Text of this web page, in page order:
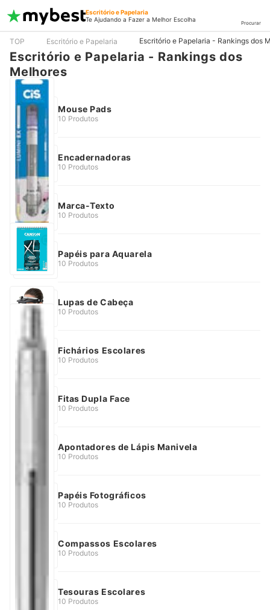
Escritório e Papelaria
Te Ajudando a Fazer a Melhor Escolha
Procurar
TOP Escritório e Papelaria Escritório e Papelaria - Rankings dos
Escritório e Papelaria - Rankings dos
Melhores
Mouse Pads
10 Produtos
Encadernadoras
10 Produtos
Marca-Texto
10 Produtos
Papéis para Aquarela
10 Produtos
Lupas de Cabeça
10 Produtos
Fichários Escolares
10 Produtos
Fitas Dupla Face
10 Produtos
Apontadores de Lápis Manivela
10 Produtos
Papéis Fotográficos
10 Produtos
Compassos Escolares
10 Produtos
Tesouras Escolares
10 Produtos